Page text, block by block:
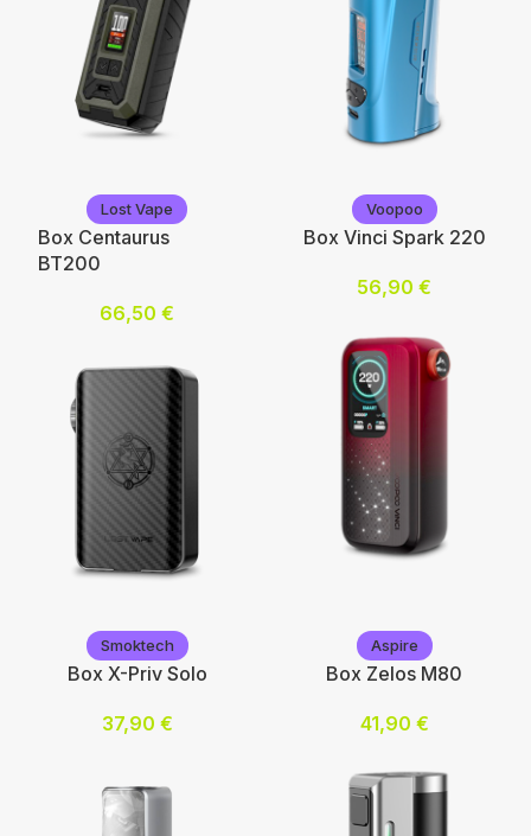
Vaporesso
Choix des options
Aspire
Lost Vape
Box Centaurus
BT200
66,50 €
Lost Vape
Choix des options
Voopoo
Box Vinci Spark 220
56,90 €
Choix des options
Smoktech
Box X-Priv Solo
37,90 €
Aspire
Box Zelos M80
41,90 €